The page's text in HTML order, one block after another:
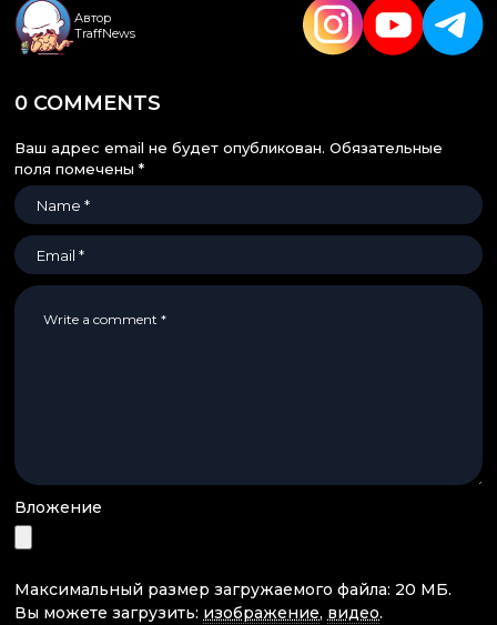
Автор
TraffNews
0 COMMENTS
Ваш адрес email не будет опубликован. Обязательные
поля помечены *
Вложение
Максимальный размер загружаемого файла: 20 МБ.
Вы можете загрузить: изображение, видео.